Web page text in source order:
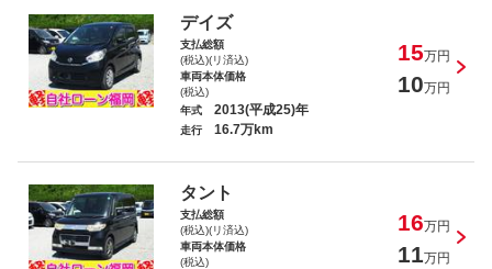
ライフ Ｇ
デイズ
支払総額
(税込)(リ済込)
15万円
車両本体価格
(税込)
10万円
年式 2013(平成25)年
走行 16.7万km
タント
支払総額
(税込)(リ済込)
16万円
車両本体価格
(税込)
11万円